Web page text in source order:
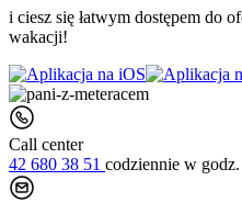
i ciesz się łatwym dostępem do
wakacji!
Call center
42 680 38 51 codziennie w